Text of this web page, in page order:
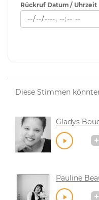
Rückruf Datum / Uhrzeit
Diese Stimmen
Gladys
Pauline